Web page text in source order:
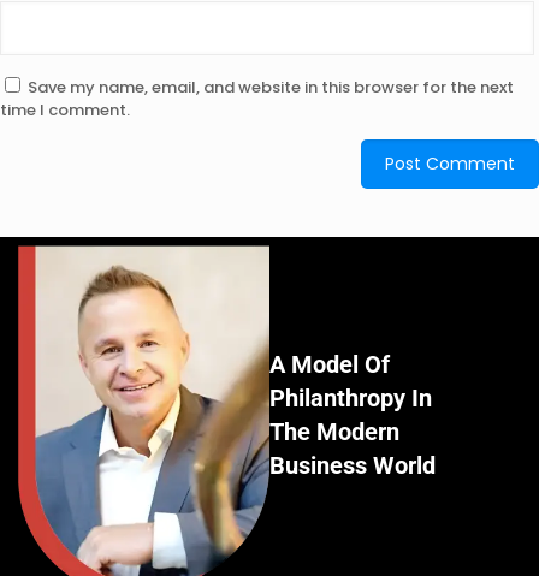
Save my name, email, and website in this browser for the next
time I comment.
A Model Of
Philanthropy In
The Modern
Business World